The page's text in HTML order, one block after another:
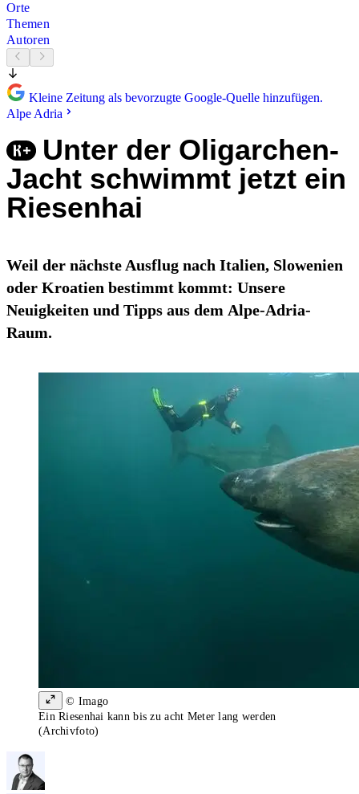
Orte
Themen
Autoren
Kleine Zeitung als bevorzugte Google-Quelle hinzufügen.
Alpe Adria
Unter der Oligarchen-
Jacht schwimmt jetzt ein
Riesenhai
Weil der nächste Ausflug nach Italien, Slowenien
oder Kroatien bestimmt kommt: Unsere
Neuigkeiten und Tipps aus dem Alpe-Adria-
Raum.
© Imago
Ein Riesenhai kann bis zu acht Meter lang werden
(Archivfoto)